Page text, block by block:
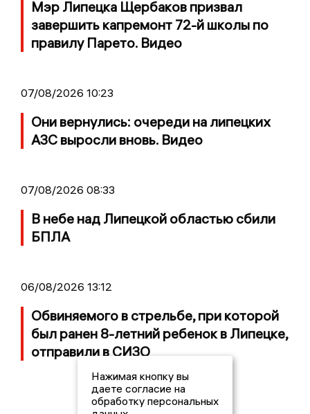
Мэр Липецка Щербаков призвал
завершить капремонт 72-й школы по
правилу Парето. Видео
07/08/2026 10:23
Они вернулись: очереди на липецких
АЗС выросли вновь. Видео
07/08/2026 08:33
В небе над Липецкой областью сбили
БПЛА
06/08/2026 13:12
Обвиняемого в стрельбе, при которой
был ранен 8-летний ребенок в Липецке,
отправили в СИЗО
Нажимая кнопку вы
даете согласие на
обработку персональных